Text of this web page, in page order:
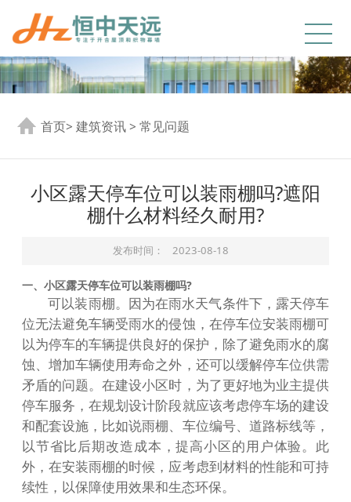
首页>建筑资讯>常见问题
小区露天停车位可以装雨棚吗?遮阳
棚什么材料经久耐用?
发布时间： 2023-08-18
一、小区露天停车位可以装雨棚吗?
可以装雨棚。因为在雨水天气条件下，露天停车
位无法避免车辆受雨水的侵蚀，在停车位安装雨棚可
以为停车的车辆提供良好的保护，除了避免雨水的腐
蚀、增加车辆使用寿命之外，还可以缓解停车位供需
矛盾的问题。在建设小区时，为了更好地为业主提供
停车服务，在规划设计阶段就应该考虑停车场的建设
和配套设施，比如说雨棚、车位编号、道路标线等，
以节省比后期改造成本，提高小区的用户体验。此
外，在安装雨棚的时候，应考虑到材料的性能和可持
续性，以保障使用效果和生态环保。